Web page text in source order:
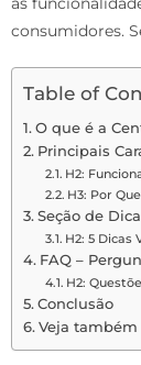
consumidores.
Table of
O que é a
Principais
H2:
H3: Por
Seção de
H2: 5 Dicas
FAQ –
H2:
Conclusão
Veja também